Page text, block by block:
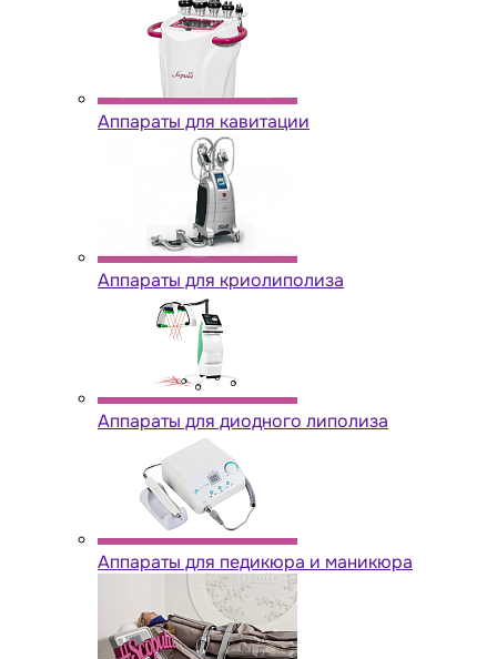
Аппараты для кавитации
Аппараты для криолиполиза
Аппараты для диодного липолиза
Аппараты для педикюра и маникюра